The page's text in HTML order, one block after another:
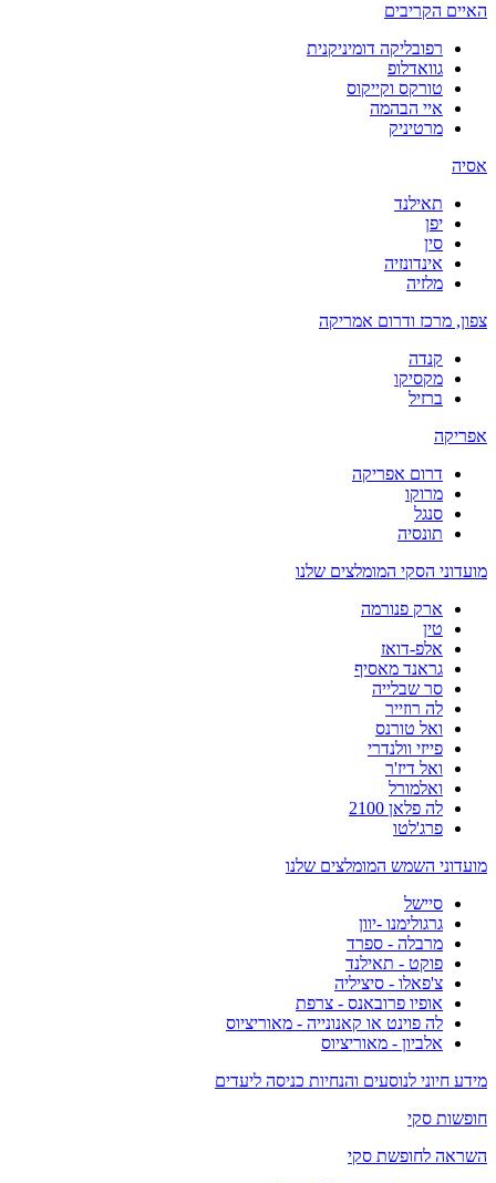
האיים הקריבים
רפובליקה דומיניקנית
גוואדלופ
טורקס וקייקוס
איי הבהמה
מרטיניק
אסיה
תאילנד
יפן
סין
אינדונזיה
מלזיה
צפון, מרכז ודרום אמריקה
קנדה
מקסיקו
ברזיל
אפריקה
דרום אפריקה
מרוקו
סנגל
תונסיה
מועדוני הסקי המומלצים שלנו
ארק פנורמה
טין
אלפ-דואז
גראנד מאסיף
סר שבלייה
לה רוזייר
ואל טורנס
פייזי וולנדרי
ואל דיז'ר
ואלמורל
לה פלאן 2100
פרג'לטו
מועדוני השמש המומלצים שלנו
סיישל
גרגולימנו -יוון
מרבלה - ספרד
פוקט - תאילנד
צ'פאלו - סיציליה
אופיו פרובאנס - צרפת
לה פוינט או קאנונייה - מאוריציוס
אלביון - מאוריציוס
מידע חיוני לנוסעים והנחיות כניסה ליעדים
חופשות סקי
השראה לחופשת סקי